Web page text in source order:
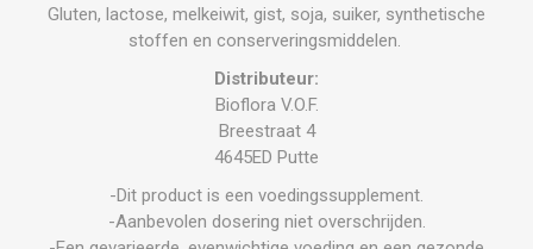
Gluten, lactose, melkeiwit, gist, soja, suiker, synthetische
stoffen en conserveringsmiddelen.
Distributeur:
Bioflora V.O.F.
Breestraat 4
4645ED Putte
-Dit product is een voedingssupplement.
-Aanbevolen dosering niet overschrijden.